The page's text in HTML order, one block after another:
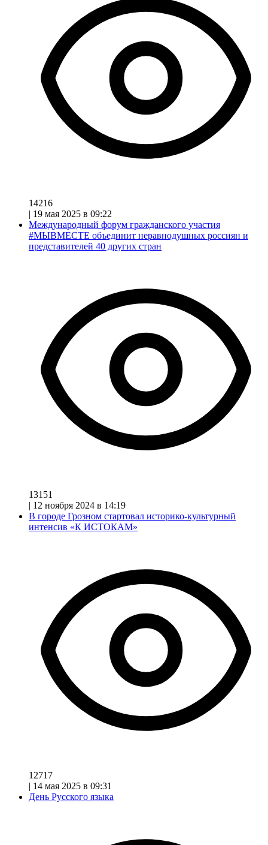
14216
| 19 мая 2025 в 09:22
Международный форум гражданского участия
#МЫВМЕСТЕ объединит неравнодушных россиян и
представителей 40 других стран
13151
| 12 ноября 2024 в 14:19
В городе Грозном стартовал историко-культурный
интенсив «К ИСТОКАМ»
12717
| 14 мая 2025 в 09:31
День Русского языка